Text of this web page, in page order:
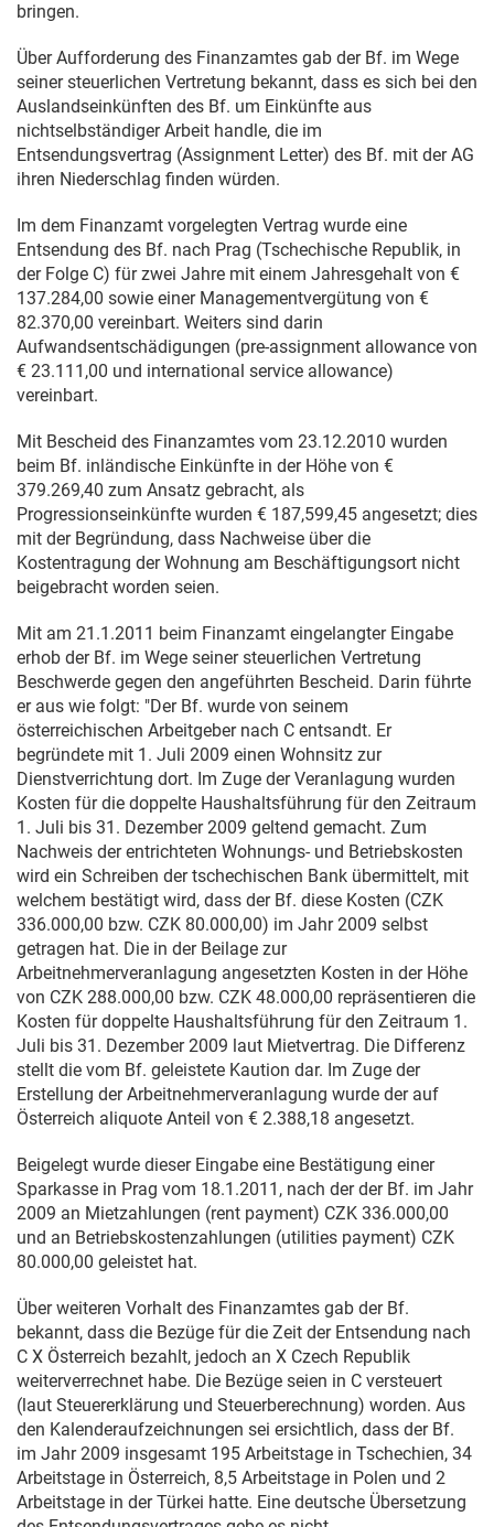
bringen.
Über Aufforderung des Finanzamtes gab der Bf. im Wege
seiner steuerlichen Vertretung bekannt, dass es sich bei den
Auslandseinkünften des Bf. um Einkünfte aus
nichtselbständiger Arbeit handle, die im
Entsendungsvertrag (Assignment Letter) des Bf. mit der AG
ihren Niederschlag finden würden.
Im dem Finanzamt vorgelegten Vertrag wurde eine
Entsendung des Bf. nach Prag (Tschechische Republik, in
der Folge C) für zwei Jahre mit einem Jahresgehalt von €
137.284,00 sowie einer Managementvergütung von €
82.370,00 vereinbart. Weiters sind darin
Aufwandsentschädigungen (pre-assignment allowance von
€ 23.111,00 und international service allowance)
vereinbart.
Mit Bescheid des Finanzamtes vom 23.12.2010 wurden
beim Bf. inländische Einkünfte in der Höhe von €
379.269,40 zum Ansatz gebracht, als
Progressionseinkünfte wurden € 187,599,45 angesetzt; dies
mit der Begründung, dass Nachweise über die
Kostentragung der Wohnung am Beschäftigungsort nicht
beigebracht worden seien.
Mit am 21.1.2011 beim Finanzamt eingelangter Eingabe
erhob der Bf. im Wege seiner steuerlichen Vertretung
Beschwerde gegen den angeführten Bescheid. Darin führte
er aus wie folgt: "Der Bf. wurde von seinem
österreichischen Arbeitgeber nach C entsandt. Er
begründete mit 1. Juli 2009 einen Wohnsitz zur
Dienstverrichtung dort. Im Zuge der Veranlagung wurden
Kosten für die doppelte Haushaltsführung für den Zeitraum
1. Juli bis 31. Dezember 2009 geltend gemacht. Zum
Nachweis der entrichteten Wohnungs- und Betriebskosten
wird ein Schreiben der tschechischen Bank übermittelt, mit
welchem bestätigt wird, dass der Bf. diese Kosten (CZK
336.000,00 bzw. CZK 80.000,00) im Jahr 2009 selbst
getragen hat. Die in der Beilage zur
Arbeitnehmerveranlagung angesetzten Kosten in der Höhe
von CZK 288.000,00 bzw. CZK 48.000,00 repräsentieren die
Kosten für doppelte Haushaltsführung für den Zeitraum 1.
Juli bis 31. Dezember 2009 laut Mietvertrag. Die Differenz
stellt die vom Bf. geleistete Kaution dar. Im Zuge der
Erstellung der Arbeitnehmerveranlagung wurde der auf
Österreich aliquote Anteil von € 2.388,18 angesetzt.
Beigelegt wurde dieser Eingabe eine Bestätigung einer
Sparkasse in Prag vom 18.1.2011 , nach der der Bf. im Jahr
2009 an Mietzahlungen (rent payment) CZK 336.000,00
und an Betriebskostenzahlungen (utilities payment) CZK
80.000,00 geleistet hat.
Über weiteren Vorhalt des Finanzamtes gab der Bf.
bekannt, dass die Bezüge für die Zeit der Entsendung nach
C X Österreich bezahlt, jedoch an X Czech Republik
weiterverrechnet habe. Die Bezüge seien in C versteuert
(laut Steuererklärung und Steuerberechnung) worden. Aus
den Kalenderaufzeichnungen sei ersichtlich, dass der Bf.
im Jahr 2009 insgesamt 195 Arbeitstage in Tschechien, 34
Arbeitstage in Österreich, 8,5 Arbeitstage in Polen und 2
Arbeitstage in der Türkei hatte. Eine deutsche Übersetzung